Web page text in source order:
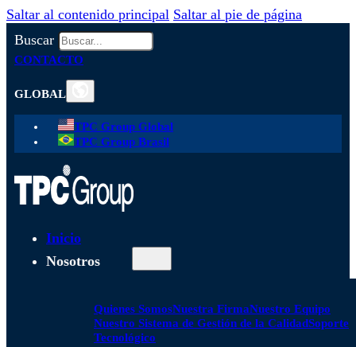
Saltar al contenido principal Saltar al pie de página
Buscar
CONTACTO
GLOBAL
TPC Group Global
TPC Group Brasil
Inicio
Nosotros
Quienes SomosNuestra FirmaNuestro Equipo
Nuestro Sistema de Gestión de la CalidadSoporte
Tecnológico